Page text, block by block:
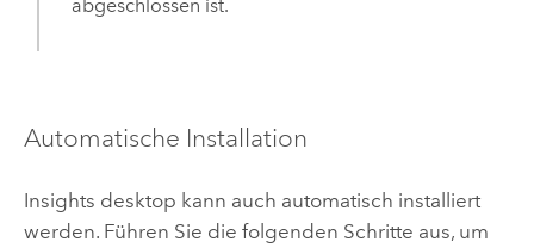
abgeschlossen ist.
Automatische Installation
Insights desktop kann auch automatisch installiert
werden. Führen Sie die folgenden Schritte aus, um